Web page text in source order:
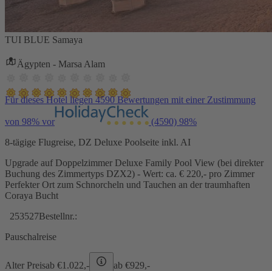
TUI BLUE Samaya
Ägypten - Marsa Alam
Für dieses Hotel liegen 4590 Bewertungen mit einer Zustimmung
von 98% vor (4590) 98%
8-tägige Flugreise, DZ Deluxe Poolseite inkl. AI
Upgrade auf Doppelzimmer Deluxe Family Pool View (bei direkter
Buchung des Zimmertyps DZX2) - Wert: ca. € 220,- pro Zimmer
Perfekter Ort zum Schnorcheln und Tauchen an der traumhaften
Coraya Bucht
253527Bestellnr.:
Pauschalreise
Alter Preisab €1.022,- ab €929,-